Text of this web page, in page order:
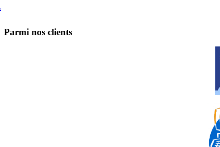
Parmi nos clients